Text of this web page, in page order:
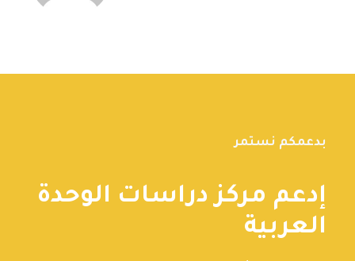
بدعمكم نستمر
إدعم مركز دراسات الوحدة
العربية